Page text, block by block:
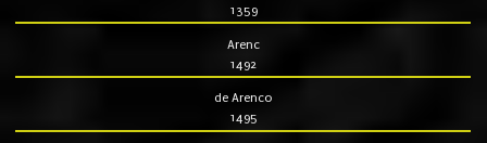
1359
Arenc
1492
de Arenco
1495